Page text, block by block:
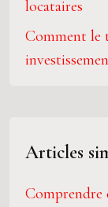
locataires
Comment le
Articles